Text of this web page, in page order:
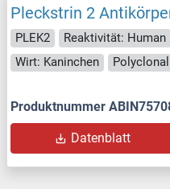
Pleckstrin 2
PLEK2 Reaktivität: Human
Wirt: Kaninchen
Polyclonal
Produktnummer
Datenblatt